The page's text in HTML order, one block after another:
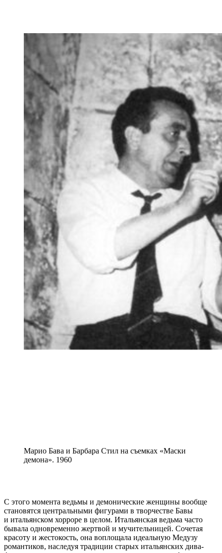
Марио Бава и Барбара Стил на съемках «Маски
демона». 1960
С этого момента ведьмы и демонические женщины вообще
становятся центральными фигурами в творчестве Бавы
и итальянском хорроре в целом. Итальянская ведьма часто
бывала одновременно жертвой и мучительницей. Сочетая
красоту и жестокость, она воплощала идеальную Медузу
романтиков, наследуя традиции старых итальянских дива-